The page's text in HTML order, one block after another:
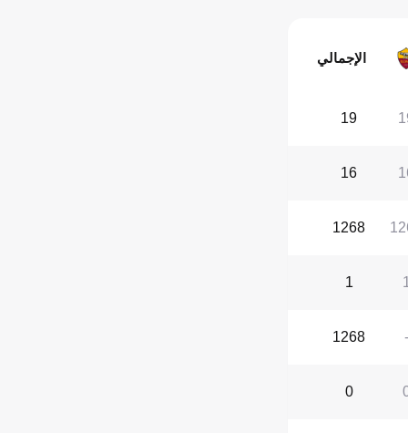
الإجمالي
19
16
1268
1
1
-
1268
0